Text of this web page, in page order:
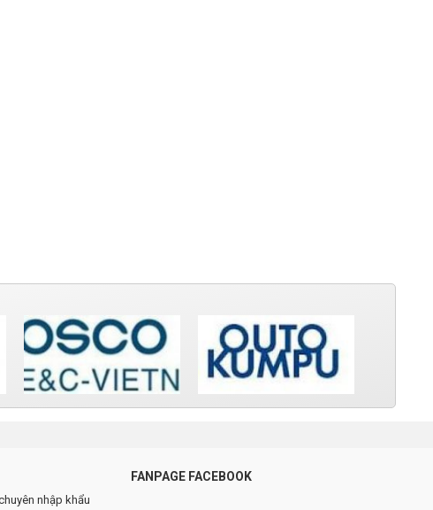
nhập khẩu
FANPAGE FACEBOOK